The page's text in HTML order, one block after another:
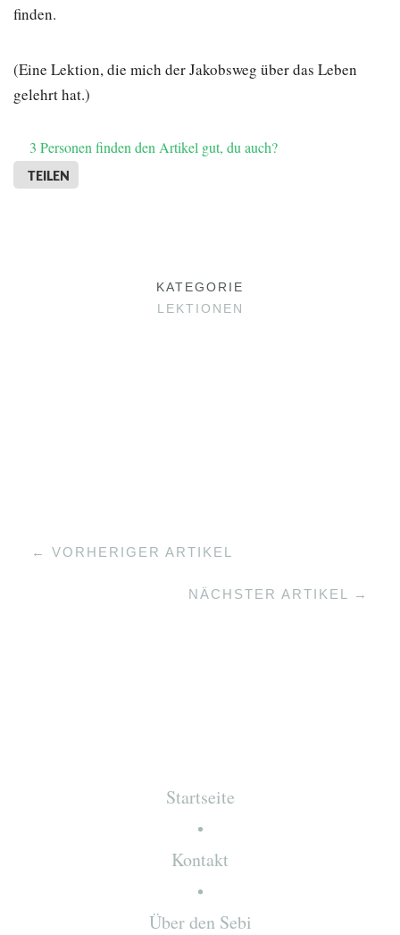
finden.
(Eine Lektion, die mich der Jakobsweg über das Leben
gelehrt hat.)
3 Personen finden den Artikel gut, du auch?
TEILEN
KATEGORIE
LEKTIONEN
← VORHERIGER ARTIKEL
NÄCHSTER ARTIKEL →
Startseite
Kontakt
Über den Sebi